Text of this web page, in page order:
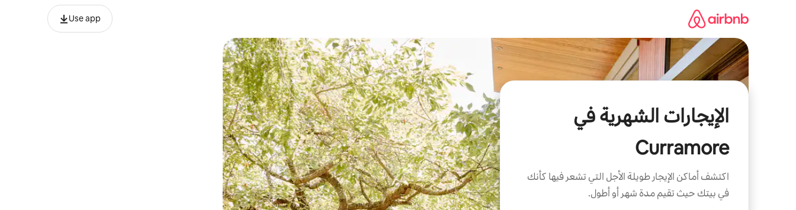
Use app
الإيجارات الشهرية في
Curramore
اكتشف أماكن الإيجار طويلة الأجل التي تشعر فيها كأنك
في بيتك حيث تقيم مدة شهر أو أطول.